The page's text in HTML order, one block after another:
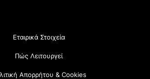
Εταιρικά Στοιχεία
Πώς Λειτουργεί
Απορρήτου & Cookies